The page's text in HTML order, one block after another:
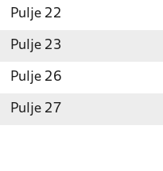
Pulje 22
Pulje 23
Pulje 26
Pulje 27